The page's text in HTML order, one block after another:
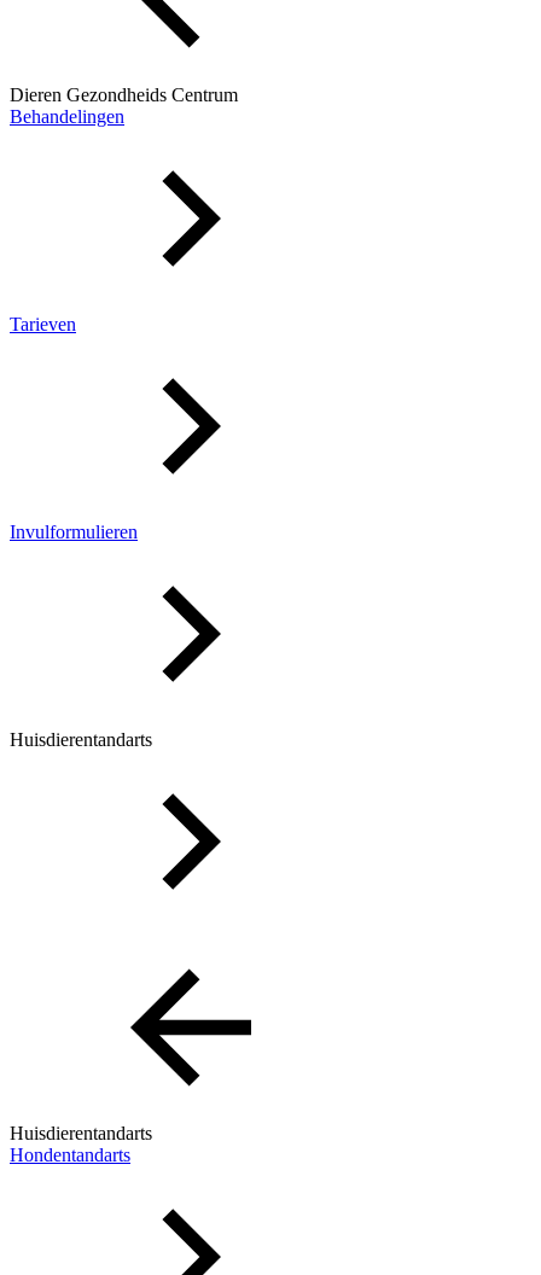
Dieren Gezondheids Centrum
Behandelingen
Tarieven
Invulformulieren
Huisdierentandarts
Huisdierentandarts
Hondentandarts